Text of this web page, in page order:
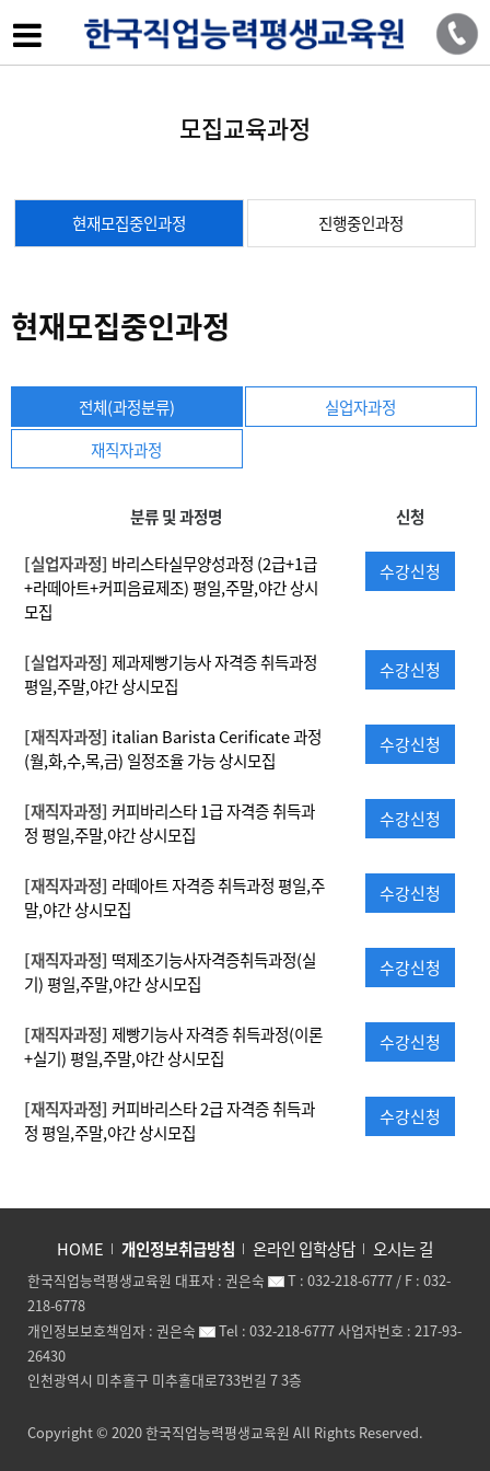
모집교육과정
현재모집중인과정 진행중인과정
현재모집중인과정
+ Home> 모집교육과정 >현재모집중인과정
전체(과정분류)
실업자과정
재직자과정
분류 및 과정명
신청
[실업자과정] 바리스타실무양성과정 (2급+1급
+라떼아트+커피음료제조) 평일,주말,야간 상시
모집
수강신청
[실업자과정] 제과제빵기능사 자격증 취득과정
평일,주말,야간 상시모집
수강신청
[재직자과정] italian Barista Cerificate 과정
(월,화,수,목,금) 일정조율 가능 상시모집
수강신청
[재직자과정] 커피바리스타 1급 자격증 취득과
정 평일,주말,야간 상시모집
수강신청
[재직자과정] 라떼아트 자격증 취득과정 평일,주
말,야간 상시모집
수강신청
[재직자과정] 떡제조기능사자격증취득과정(실
기) 평일,주말,야간 상시모집
수강신청
[재직자과정] 제빵기능사 자격증 취득과정(이론
+실기) 평일,주말,야간 상시모집
수강신청
[재직자과정] 커피바리스타 2급 자격증 취득과
정 평일,주말,야간 상시모집
수강신청
HOME 개인정보취급방침 온라인 입학상담 오시는 길
한국직업능력평생교육원 대표자 : 권은숙 T : 032-218-6777 / F : 032-
218-6778
개인정보보호책임자 : 권은숙 Tel : 032-218-6777사업자번호 : 217-93-
26430
인천광역시 미추홀구 미추홀대로733번길 7 3층
Copyright © 2020한국직업능력평생교육원 All Rights Reserved.